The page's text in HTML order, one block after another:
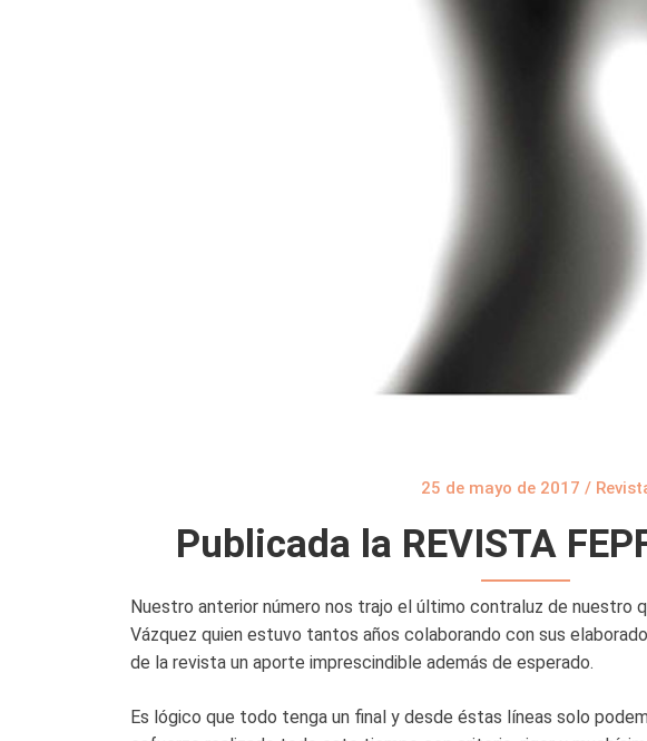
25 de mayo de 2017 /
Publicada la REVISTA
Nuestro anterior número nos trajo el último contraluz de nuestro
Vázquez quien estuvo tantos años colaborando con sus
de la revista un aporte imprescindible además de esperado.
Es lógico que todo tenga un final y desde éstas líneas solo